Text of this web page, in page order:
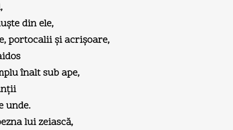
din ele,
portocalii şi acrişoare,
înalt sub ape,
unde.
lui zeiască,